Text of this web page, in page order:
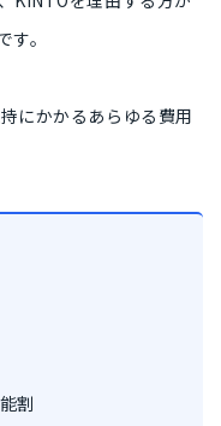
す。
にかかるあらゆる費用
割